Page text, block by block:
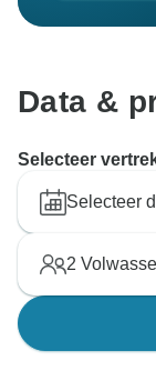
Data &
Selecteer
Selecteer
2